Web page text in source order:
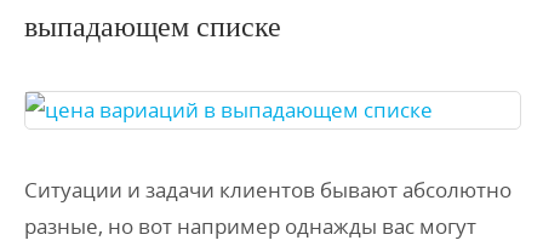
выпадающем списке
Ситуации и задачи клиентов бывают абсолютно
разные, но вот например однажды вас могут